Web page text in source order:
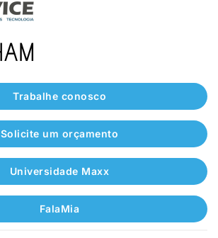
Trabalhe conosco
Solicite um orçamento
Universidade Maxx
FalaMia